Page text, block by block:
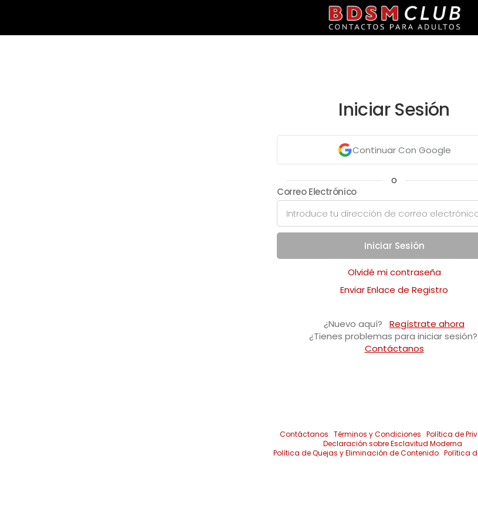
Iniciar Sesión
Continuar Con Google
o
Correo Electrónico
Iniciar Sesión
Olvidé mi contraseña
Enviar Enlace de Registro
¿Nuevo aquí?
Regístrate ahora
¿Tienes problemas para iniciar sesión?
Contáctanos
Contáctanos Términos y Condiciones Política de
Declaración sobre Esclavitud Moderna
Política de Quejas y Eliminación de Contenido Política